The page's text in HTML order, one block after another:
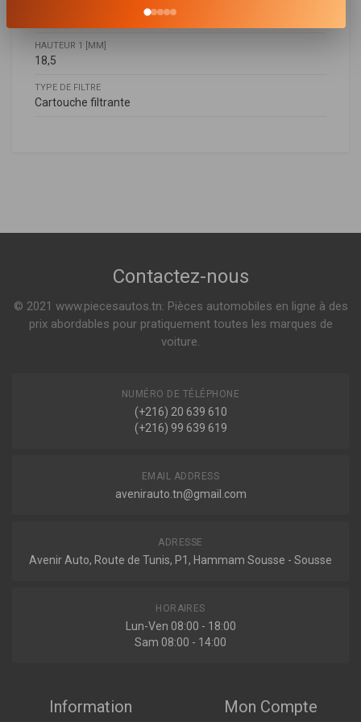
HAUTEUR 1 [MM]
18,5
TYPE DE FILTRE
Cartouche filtrante
Contactez-nous
© 2021 www.piecesautos.tn: Pièces automobiles en ligne à des
prix abordables pour pratiquement toutes les marques de
voiture.
NUMÉRO DE TÉLÉPHONE
(+216) 20 639 610
(+216) 99 639 619
EMAIL ADDRESS
avenirauto.tn@gmail.com
ADRESSE
Avenir Auto, Route de Tunis, P1, Hammam Sousse - Sousse
HORAIRES
Lun-Ven 08:00 - 18:00
Sam 08:00 - 14:00
Information Mon Compte